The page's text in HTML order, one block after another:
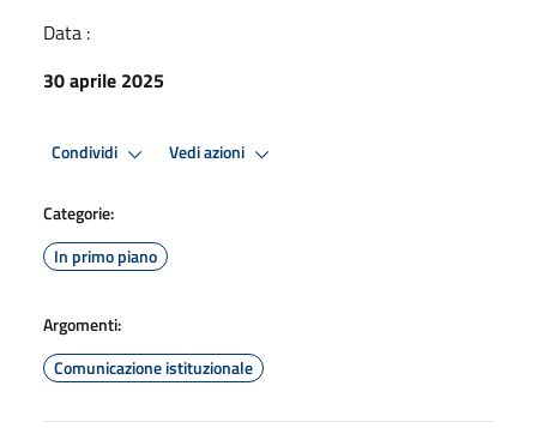
Data :
30 aprile 2025
Condividi Vedi azioni
Categorie:
In primo piano
Argomenti:
Comunicazione istituzionale